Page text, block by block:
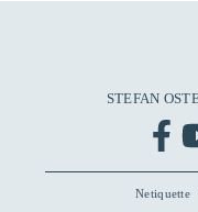
STEFAN
Netiquette